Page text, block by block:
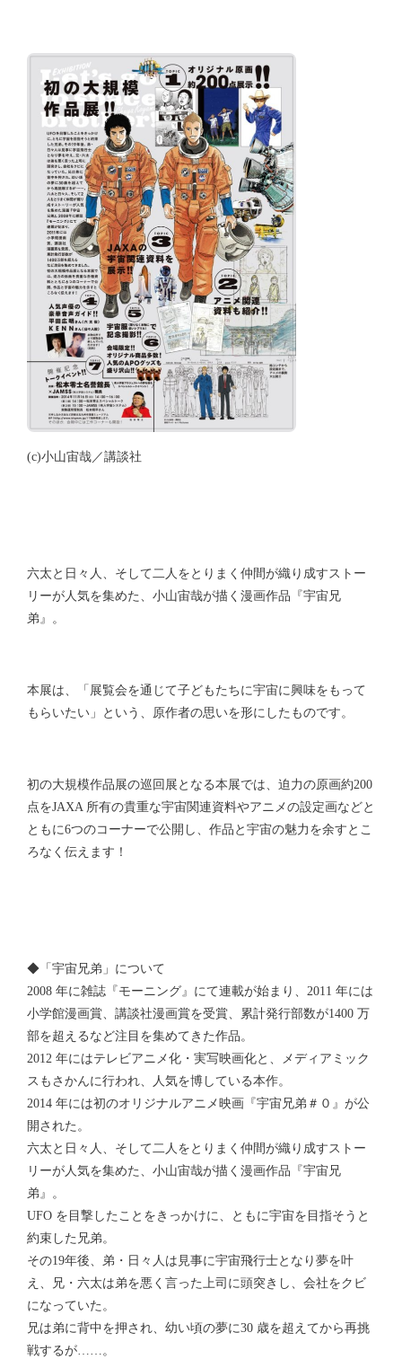
(c)小山宙哉／講談社
六太と日々人、そして二人をとりまく仲間が織り成すストー
リーが人気を集めた、小山宙哉が描く漫画作品『宇宙兄
弟』。
本展は、「展覧会を通じて子どもたちに宇宙に興味をもって
もらいたい」という、原作者の思いを形にしたものです。
初の大規模作品展の巡回展となる本展では、迫力の原画約200
点をJAXA 所有の貴重な宇宙関連資料やアニメの設定画などと
ともに6つのコーナーで公開し、作品と宇宙の魅力を余すとこ
ろなく伝えます！
◆「宇宙兄弟」について
2008 年に雑誌『モーニング』にて連載が始まり、2011 年には
小学館漫画賞、講談社漫画賞を受賞、累計発行部数が1400 万
部を超えるなど注目を集めてきた作品。
2012 年にはテレビアニメ化・実写映画化と、メディアミック
スもさかんに行われ、人気を博している本作。
2014 年には初のオリジナルアニメ映画『宇宙兄弟＃０』が公
開された。
六太と日々人、そして二人をとりまく仲間が織り成すストー
リーが人気を集めた、小山宙哉が描く漫画作品『宇宙兄
弟』。
UFO を目撃したことをきっかけに、ともに宇宙を目指そうと
約束した兄弟。
その19年後、弟・日々人は見事に宇宙飛行士となり夢を叶
え、兄・六太は弟を悪く言った上司に頭突きし、会社をクビ
になっていた。
兄は弟に背中を押され、幼い頃の夢に30 歳を超えてから再挑
戦するが……。